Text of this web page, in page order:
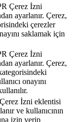
Çerez İzni
ayarlanır. Çerez,
çerezler
saklamak için
Çerez İzni
ayarlanır. Çerez,
onayını
İzni eklentisi
ve kullanıcının
izin verip